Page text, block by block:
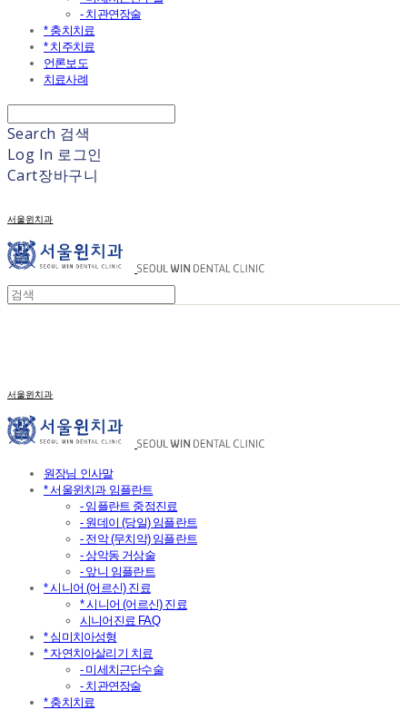
- 치관연장술
* 충치치료
* 치주치료
언론보도
치료사례
Search 검색
Log In 로그인
Cart장바구니
서울윈치과
서울윈치과
원장님 인사말
* 서울윈치과 임플란트
- 임플란트 중점진료
- 원데이 (당일) 임플란트
- 전악 (무치악) 임플란트
- 상악동 거상술
- 앞니 임플란트
* 시니어 (어르신) 진료
* 시니어 (어르신) 진료
시니어진료 FAQ
* 심미치아성형
* 자연치아살리기 치료
- 미세치근단수술
- 치관연장술
* 충치치료